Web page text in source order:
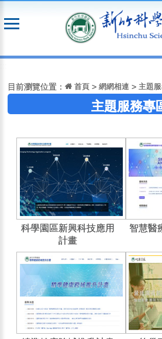
到
目前瀏覽位置： 首頁 >網網相連 > 主題
主題服務專
科學園區新興科技應用
計畫
智慧醫